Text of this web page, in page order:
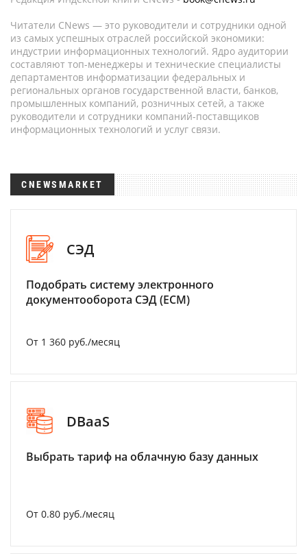
Читатели CNews — это руководители и сотрудники одной
из самых успешных отраслей российской экономики:
индустрии информационных технологий. Ядро аудитории
составляют топ-менеджеры и технические специалисты
департаментов информатизации федеральных и
региональных органов государственной власти, банков,
промышленных компаний, розничных сетей, а также
руководители и сотрудники компаний-поставщиков
информационных технологий и услуг связи.
CNEWSMARKET
СЭД
Подобрать систему электронного
документооборота СЭД (ECM)
От 1 360 руб./месяц
DBaaS
Выбрать тариф на облачную базу данных
От 0.80 руб./месяц